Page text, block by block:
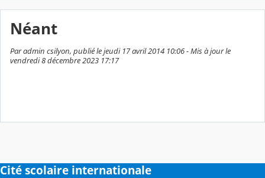
Néant
Par admin csilyon, publié le jeudi 17 avril 2014 10:06 - Mis à jour le
vendredi 8 décembre 2023 17:17
Cité scolaire internationale